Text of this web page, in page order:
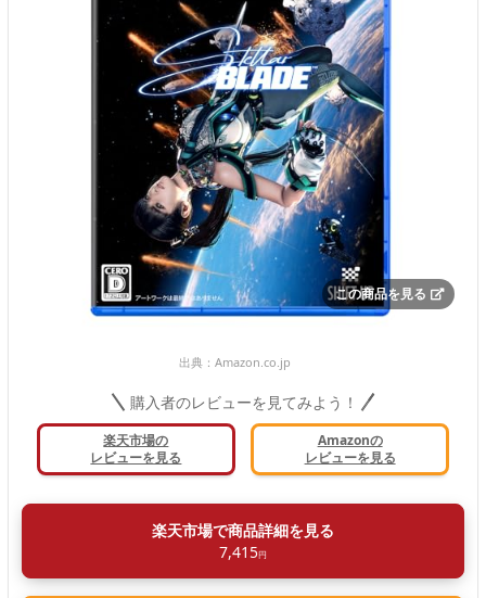
この商品を見る
出典： Amazon.co.jp
購入者のレビューを見てみよう！
楽天市場の
レビューを見る
Amazonの
レビューを見る
楽天市場で商品詳細を見る
7,415円